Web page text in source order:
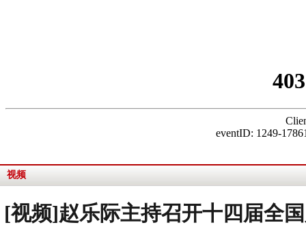
视频
[视频]赵乐际主持召开十四届全